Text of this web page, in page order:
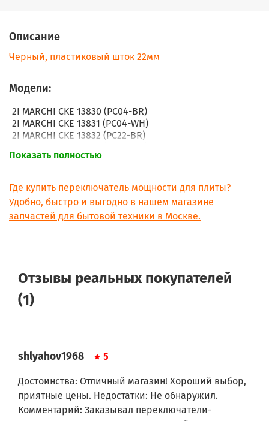
Описание
Черный, пластиковый шток 22мм
Модели:
2I MARCHI CKE 13830 (PC04-BR)
2I MARCHI CKE 13831 (PC04-WH)
2I MARCHI CKE 13832 (PC22-BR)
2I MARCHI CTA 9040Q IX
ARISTON G1 MC (W) GR
ARISTON G2 VC (W) GR
ARISTON HM27V (BR)
ARISTON HM27V (WH)
ARISTON VL 22S (WH)
ARISTON VL 13S (BR)
ARISTON VL 13S (WH)
ARISTON VL 22S (BK)
ARISTON C 504 VE3 (BB)
ARISTON VL 04S BR 05672
ARISTON VL 04S.1 (BR)
ARISTON VL 04S.1 (WH)
ARISTON VL 04S.1 (BK)
Показать полностью
Где купить переключатель мощности для плиты?
Удобно, быстро и выгодно в нашем магазине
запчастей для бытовой техники в Москве.
Отзывы реальных покупателей
(1)
shlyahov1968 5
Достоинства: Отличный магазин! Хороший выбор,
приятные цены. Недостатки: Не обнаружил.
Комментарий: Заказывал переключатели-